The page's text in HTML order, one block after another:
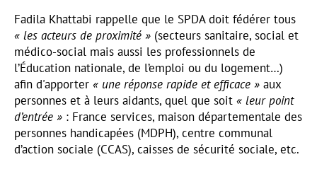
Fadila Khattabi rappelle que le SPDA doit fédérer tous
« les acteurs de proximité » (secteurs sanitaire, social et
médico-social mais aussi les professionnels de
l’Éducation nationale, de l’emploi ou du logement…)
afin d'apporter « une réponse rapide et efficace » aux
personnes et à leurs aidants, quel que soit « leur point
d’entrée » : France services, maison départementale des
personnes handicapées (MDPH), centre communal
d’action sociale (CCAS), caisses de sécurité sociale, etc.